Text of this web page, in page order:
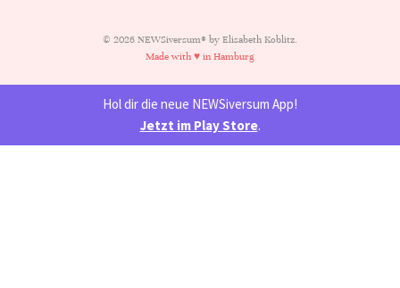
© 2026 NEWSiversum® by Elisabeth Koblitz.
Made with ♥ in Hamburg
Hol dir die neue NEWSiversum App!
Jetzt im Play Store.